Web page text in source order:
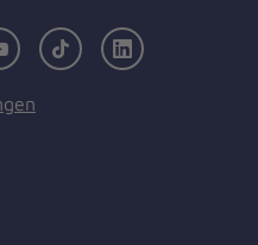
YoutubeTikTok LinkedIn